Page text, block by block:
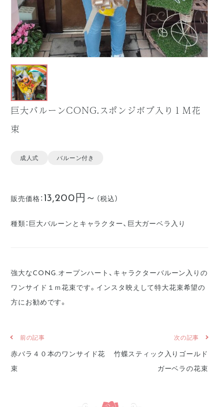
巨大バルーンCONG.スポンジボブ入り１Ｍ花
束
成人式 バルーン付き
販売価格： 13,200円～ （税込）
種類： 巨大バルーンとキャラクター、巨大ガーベラ入り
強大なCONG.オープンハート、キャラクターバルーン入りの
ワンサイド１ｍ花束です。インスタ映えして特大花束希望の
方にお勧めです。
前の記事
赤バラ４０本のワンサイド花
束
次の記事
竹蝶スティック入りゴールド
ガーベラの花束